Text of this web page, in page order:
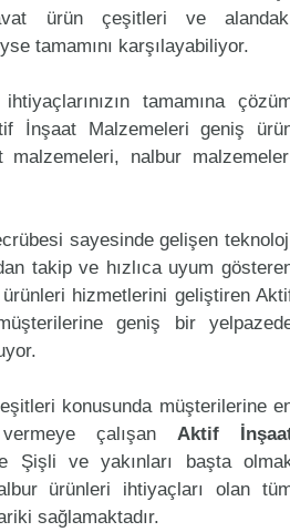
ürün çeşitleri ve
tamamını karşılayabiliyor.
ihtiyaçlarınızın tamamına
İnşaat Malzemeleri geniş
malzemeleri, nalbur
sayesinde gelişen
takip ve hızlıca uyum
hizmetlerini geliştiren
geniş bir
konusunda müşterilerine
çalışan Aktif
Şişli ve yakınları başta
ürünleri ihtiyaçları olan
sağlamaktadır.